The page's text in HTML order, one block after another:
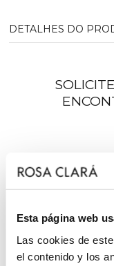
Esta página web
Las cookies de
el contenido y los
DETALHES DO